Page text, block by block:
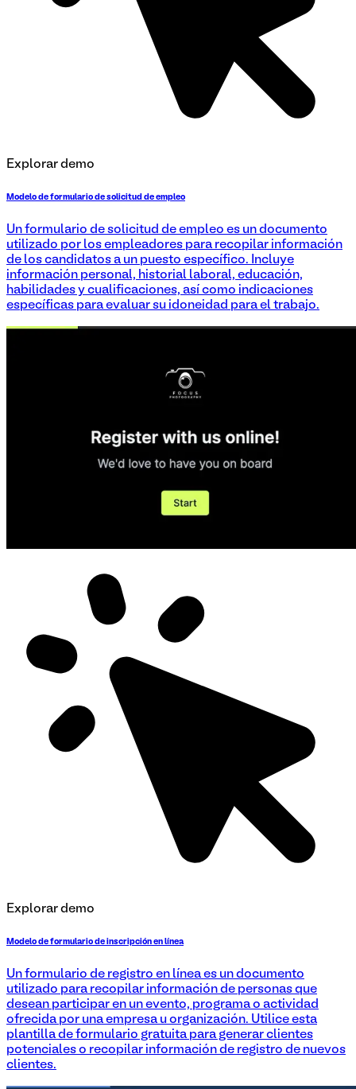
Explorar demo
Modelo de formulario de solicitud de empleo
Un formulario de solicitud de empleo es un documento
utilizado por los empleadores para recopilar información
de los candidatos a un puesto específico. Incluye
información personal, historial laboral, educación,
habilidades y cualificaciones, así como indicaciones
específicas para evaluar su idoneidad para el trabajo.
Explorar demo
Modelo de formulario de inscripción en línea
Un formulario de registro en línea es un documento
utilizado para recopilar información de personas que
desean participar en un evento, programa o actividad
ofrecida por una empresa u organización. Utilice esta
plantilla de formulario gratuita para generar clientes
potenciales o recopilar información de registro de nuevos
clientes.